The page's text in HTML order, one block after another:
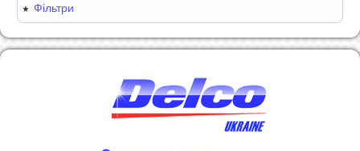
Фільтри